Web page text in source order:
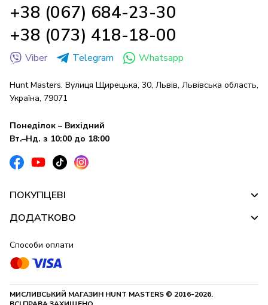
+38 (067) 684-23-30
+38 (073) 418-18-00
Viber Telegram Whatsapp
Hunt Masters. Вулиця Щирецька, 30, Львів, Львівська область,
Україна, 79071
Понеділок – Вихідний
Вт.–Нд. з 10:00 до 18:00
ПОКУПЦЕВІ
ДОДАТКОВО
Способи оплати
МИСЛИВСЬКИЙ МАГАЗИН HUNT MASTERS © 2016-2026.